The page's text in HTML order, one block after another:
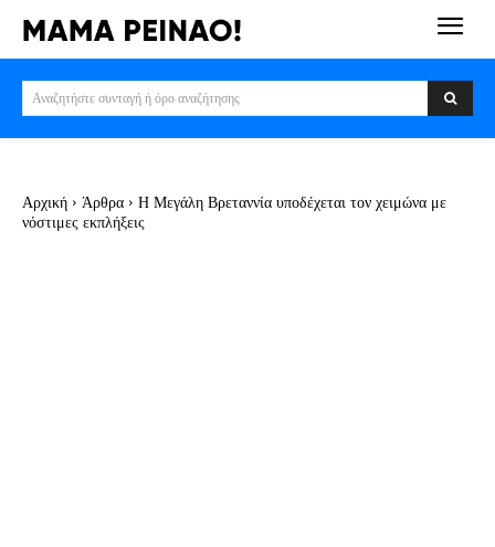
Αναζητήστε συνταγή ή όρο αναζήτησης
Αρχική Άρθρα
Η Μεγάλη Βρεταννία υποδέχεται τον χειμώνα με
νόστιμες εκπλήξεις